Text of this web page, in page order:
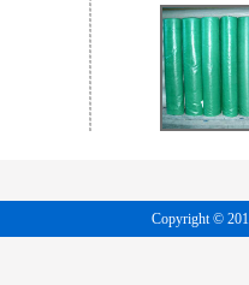
Copyright ©